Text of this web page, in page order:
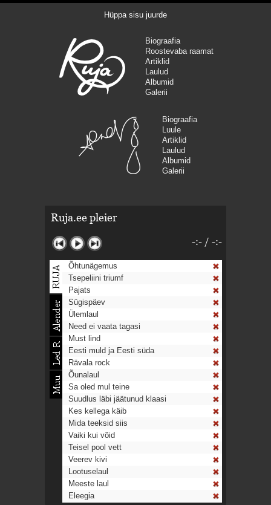
Hüppa sisu juurde
Biograafia
Roostevaba raamat
Artiklid
Laulud
Albumid
Galerii
Biograafia
Luule
Artiklid
Laulud
Albumid
Galerii
Ruja.ee pleier
-:- / -:-
Õhtunägemus
Tsepeliini triumf
Pajats
Sügispäev
Ülemlaul
Need ei vaata tagasi
Must lind
Eesti muld ja Eesti süda
Rävala rock
Õunalaul
Sa oled mul teine
Suudlus läbi jäätunud klaasi
Kes kellega käib
Mida teeksid siis
Vaiki kui võid
Teisel pool vett
Veerev kivi
Lootuselaul
Meeste laul
Eleegia